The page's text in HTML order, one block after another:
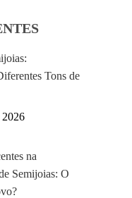
Tons de
2026
na
Semijoias: O